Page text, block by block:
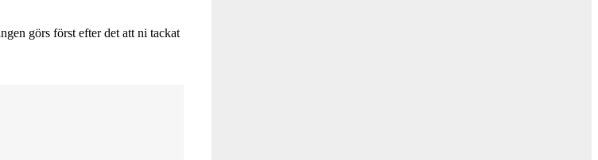
görs först efter det att ni tackat